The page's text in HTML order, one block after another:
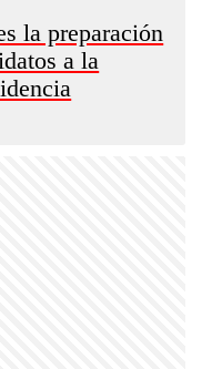
la preparación
a la